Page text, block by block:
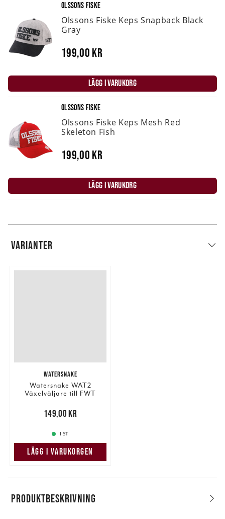
OLSSONS FISKE
Olssons Fiske Keps Snapback Black
Gray
199,00 kr
LÄGG I VARUKORG
OLSSONS FISKE
Olssons Fiske Keps Mesh Red
Skeleton Fish
199,00 kr
LÄGG I VARUKORG
VARIANTER
WATERSNAKE
Watersnake WAT2
Växelväljare till FWT
149,00 kr
149,00 kr
1 ST
LÄGG I VARUKORGEN
PRODUKTBESKRIVNING